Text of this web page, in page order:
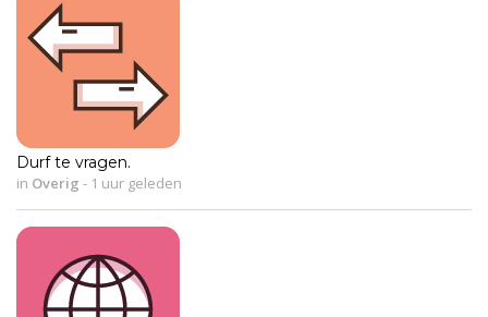
Durf te vragen.
in Overig - 1 uur geleden